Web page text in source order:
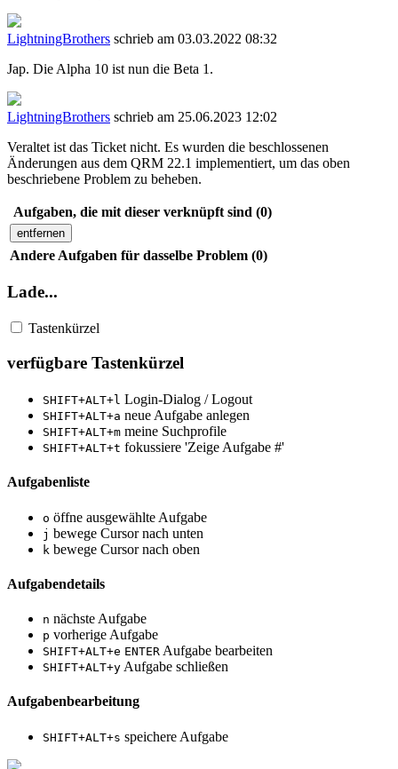
LightningBrothers schrieb am 03.03.2022 08:32
Jap. Die Alpha 10 ist nun die Beta 1.
LightningBrothers schrieb am 25.06.2023 12:02
Veraltet ist das Ticket nicht. Es wurden die beschlossenen
Änderungen aus dem QRM 22.1 implementiert, um das oben
beschriebene Problem zu beheben.
Aufgaben, die mit dieser verknüpft sind (0)
entfernen
Andere Aufgaben für dasselbe Problem (0)
Lade...
Tastenkürzel
verfügbare Tastenkürzel
SHIFT+ALT+l Login-Dialog / Logout
SHIFT+ALT+a neue Aufgabe anlegen
SHIFT+ALT+m meine Suchprofile
SHIFT+ALT+t fokussiere 'Zeige Aufgabe #'
Aufgabenliste
o öffne ausgewählte Aufgabe
j bewege Cursor nach unten
k bewege Cursor nach oben
Aufgabendetails
n nächste Aufgabe
p vorherige Aufgabe
SHIFT+ALT+e ENTER Aufgabe bearbeiten
SHIFT+ALT+y Aufgabe schließen
Aufgabenbearbeitung
SHIFT+ALT+s speichere Aufgabe